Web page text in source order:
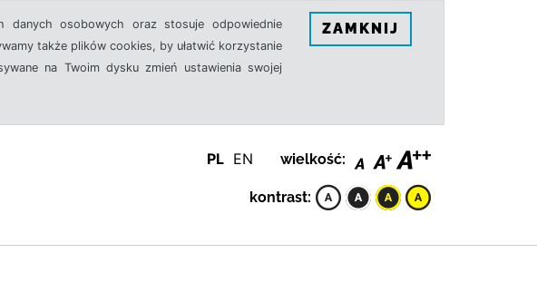
danych osobowych oraz stosuje odpowiednie
także plików cookies, by ułatwić korzystanie
na Twoim dysku zmień ustawienia swojej
ZAMKNIJ
PL EN wielkość:
kontrast: